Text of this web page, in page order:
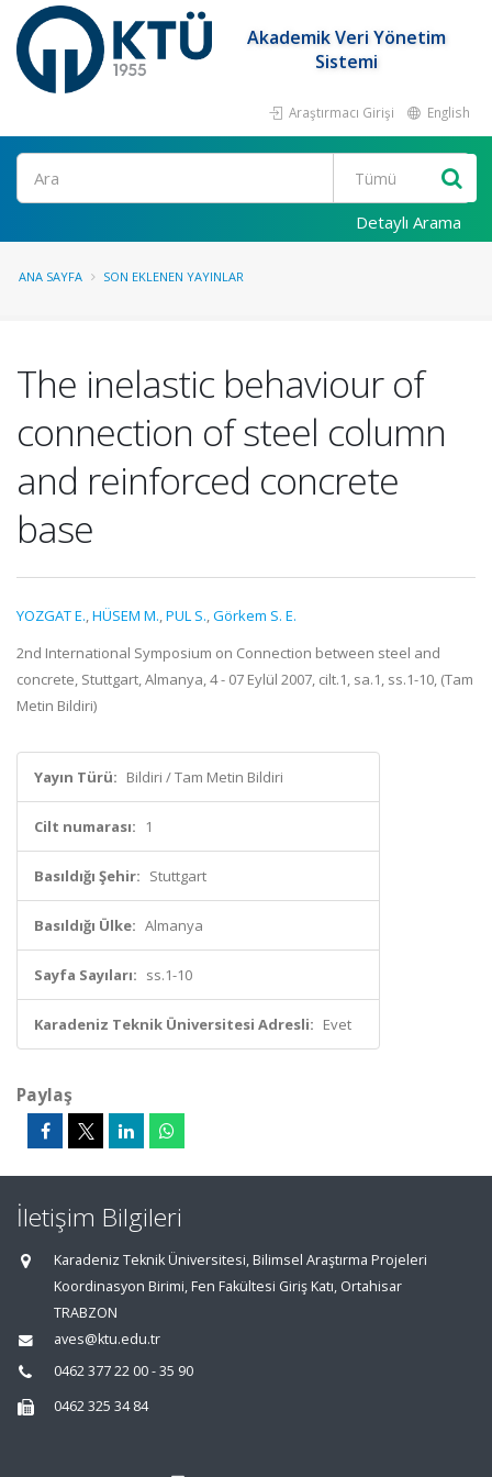
Akademik Veri Yönetim
Sistemi
Araştırmacı Girişi English
Ara
Detaylı Arama
ANA SAYFA SON EKLENEN YAYINLAR
The inelastic behaviour of
connection of steel column
and reinforced concrete
base
YOZGAT E.,HÜSEM M.,PUL S.,Görkem S. E.
2nd International Symposium on Connection between steel and
concrete, Stuttgart, Almanya, 4 - 07 Eylül 2007, cilt.1, sa.1, ss.1-10, (Tam
Metin Bildiri)
Yayın Türü: Bildiri / Tam Metin Bildiri
Cilt numarası: 1
Basıldığı Şehir: Stuttgart
Basıldığı Ülke: Almanya
Sayfa Sayıları: ss.1-10
Karadeniz Teknik Üniversitesi Adresli: Evet
Paylaş
İletişim Bilgileri
Karadeniz Teknik Üniversitesi, Bilimsel Araştırma Projeleri
Koordinasyon Birimi, Fen Fakültesi Giriş Katı, Ortahisar
TRABZON
aves@ktu.edu.tr
0462 377 22 00 - 35 90
0462 325 34 84